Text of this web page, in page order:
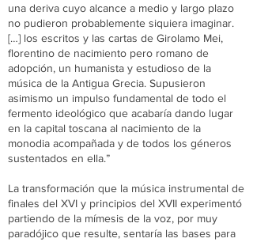
una deriva cuyo alcance a medio y largo plazo
no pudieron probablemente siquiera imaginar.
[…] los escritos y las cartas de Girolamo Mei,
florentino de nacimiento pero romano de
adopción, un humanista y estudioso de la
música de la Antigua Grecia. Supusieron
asimismo un impulso fundamental de todo el
fermento ideológico que acabaría dando lugar
en la capital toscana al nacimiento de la
monodia acompañada y de todos los géneros
sustentados en ella.”
La transformación que la música instrumental de
finales del XVI y principios del XVII experimentó
partiendo de la mímesis de la voz, por muy
paradójico que resulte, sentaría las bases para